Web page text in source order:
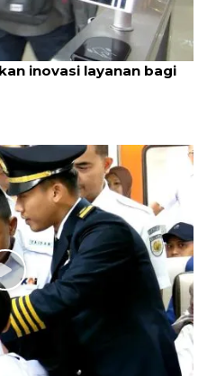
inovasi layanan bagi